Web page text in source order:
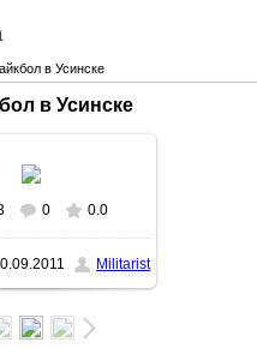
в Усинске
в Усинске
0 0.0
Militarist